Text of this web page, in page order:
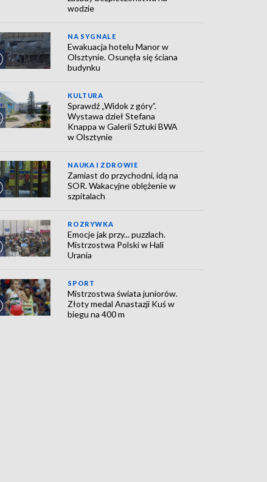
wodzie
NA SYGNALE
Ewakuacja hotelu Manor w
Olsztynie. Osunęła się ściana
budynku
KULTURA
Sprawdź „Widok z góry”.
Wystawa dzieł Stefana
Knappa w Galerii Sztuki BWA
w Olsztynie
NAUKA I ZDROWIE
Zamiast do przychodni, idą na
SOR. Wakacyjne oblężenie w
szpitalach
ROZRYWKA
Emocje jak przy... puzzlach.
Mistrzostwa Polski w Hali
Urania
SPORT
Mistrzostwa świata juniorów.
Złoty medal Anastazji Kuś w
biegu na 400 m